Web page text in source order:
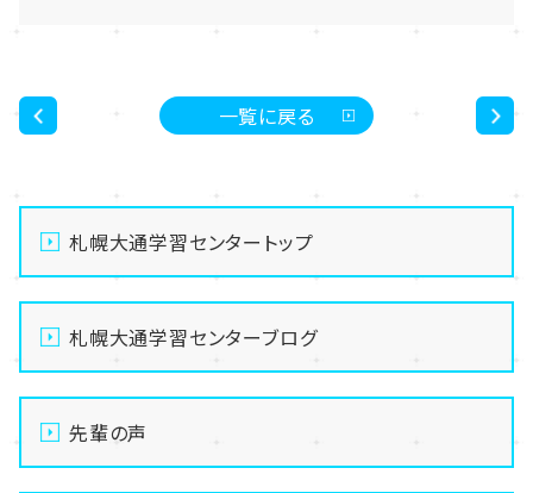
一覧に戻る
札幌大通学習センタートップ
札幌大通学習センターブログ
先輩の声